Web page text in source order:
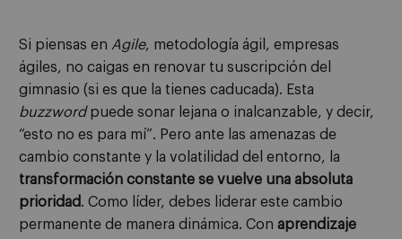
Si piensas en Agile, metodología ágil, empresas
ágiles, no caigas en renovar tu suscripción del
gimnasio (si es que la tienes caducada). Esta
buzzwordpuede sonar lejana o inalcanzable, y decir,
“esto no es para mí”. Pero ante las amenazas de
cambio constante y la volatilidad del entorno, la
transformación constante se vuelve una absoluta
prioridad. Como líder, debes liderar este cambio
permanente de manera dinámica. Con aprendizaje